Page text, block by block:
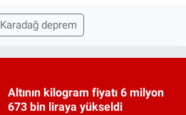
Karadağ deprem
Altının kilogram fiyatı 6 milyon
673 bin liraya yükseldi